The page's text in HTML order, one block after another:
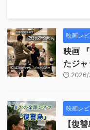
映画レ
映画
たジ
映画レ
【復